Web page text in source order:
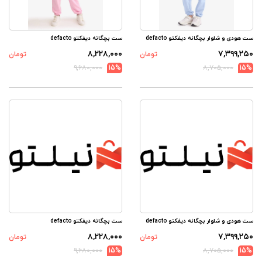
ست هودی و شلوار بچگانه دیفکتو defacto
۷,۳۹۹,۲۵۰
تومان
15%
۸,۷۰۵,۰۰۰
ست بچگانه دیفکتو defacto
۸,۲۲۸,۰۰۰
تومان
15%
۹,۶۸۰,۰۰۰
ست هودی و شلوار بچگانه دیفکتو defacto
۷,۳۹۹,۲۵۰
تومان
15%
۸,۷۰۵,۰۰۰
ست بچگانه دیفکتو defacto
۸,۲۲۸,۰۰۰
تومان
15%
۹,۶۸۰,۰۰۰